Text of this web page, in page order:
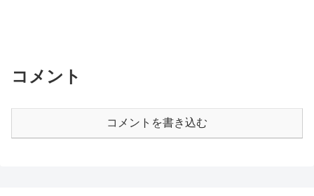
コメント
コメントを書き込む